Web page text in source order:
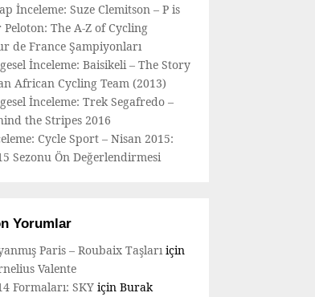
İnceleme: Suze Clemitson – P is
Peloton: The A-Z of Cycling
de France Şampiyonları
İnceleme: Baisikeli – The Story
African Cycling Team (2013)
İnceleme: Trek Segafredo –
the Stripes 2016
Cycle Sport – Nisan 2015:
Sezonu Ön Değerlendirmesi
Yorumlar
Paris – Roubaix Taşlarıiçin
Valente
Formaları: SKY için Burak